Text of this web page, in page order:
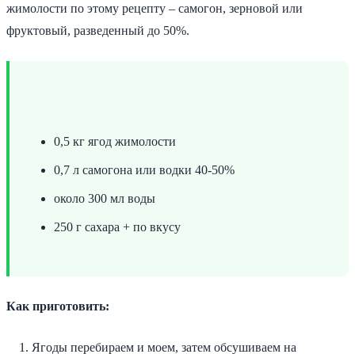
жимолости по этому рецепту – самогон, зерновой или
фруктовый, разведенный до 50%.
0,5 кг ягод жимолости
0,7 л самогона или водки 40-50%
около 300 мл воды
250 г сахара + по вкусу
Как приготовить:
Ягоды перебираем и моем, затем обсушиваем на